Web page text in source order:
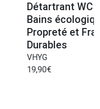
Détartrant WC
Bains
Propreté et
Durables
VHYG
19,90€